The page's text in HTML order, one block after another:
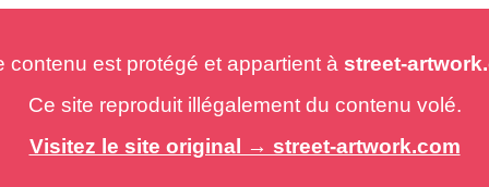
est protégé et appartient à street-
Ce site reproduit illégalement du contenu volé.
Visitez le site original → street-artwork.com